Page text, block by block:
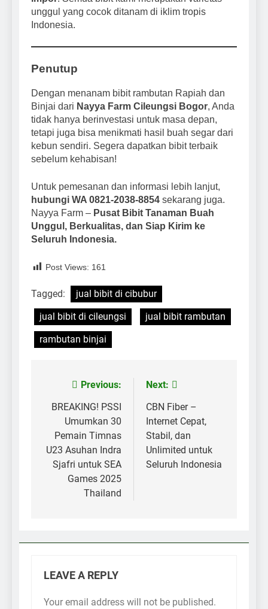
unggul yang cocok ditanam di iklim tropis
Indonesia.
Penutup
Dengan menanam bibit rambutan Rapiah dan
Binjai dari Nayya Farm Cileungsi Bogor, Anda
tidak hanya berinvestasi untuk masa depan,
tetapi juga bisa menikmati hasil buah segar dari
kebun sendiri. Segera dapatkan bibit terbaik
sebelum kehabisan!
Untuk pemesanan dan informasi lebih lanjut,
hubungi WA 0821-2038-8854 sekarang juga.
Nayya Farm – Pusat Bibit Tanaman Buah
Unggul, Berkualitas, dan Siap Kirim ke
Seluruh Indonesia.
Post Views: 161
Tagged:
jual bibit di cibubur
jual bibit di cileungsi
jual bibit rambutan
rambutan binjai
navigation
Previous:
BREAKING! PSSI
Umumkan 30
Pemain Timnas
U23 Asuhan Indra
Sjafri untuk SEA
Games 2025
Thailand
Next:
CBN Fiber –
Internet Cepat,
Stabil, dan
Unlimited untuk
Seluruh Indonesia
LEAVE A REPLY
Your email address will not be published.